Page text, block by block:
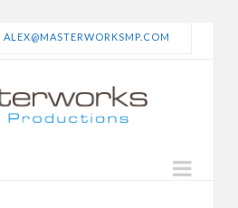
ALEX@MASTERWORKSMP.COM